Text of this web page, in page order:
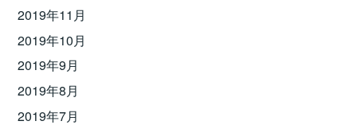
2019年11月
2019年10月
2019年9月
2019年8月
2019年7月